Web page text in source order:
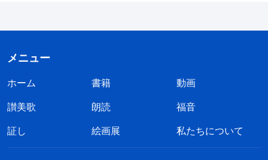
メニュー
ホーム 書籍
動画
讃美歌
朗読
福音
証し
絵画展 私たちについて